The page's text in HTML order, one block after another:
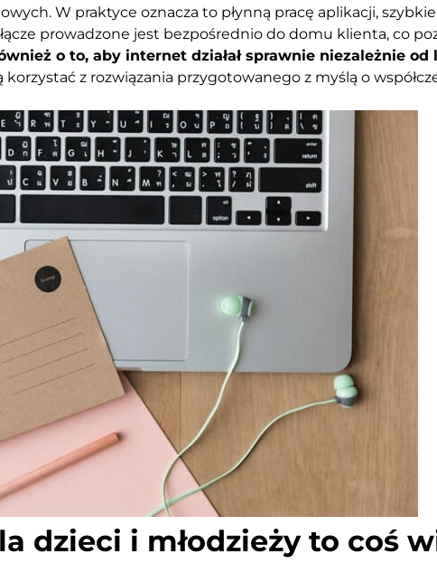
W praktyce oznacza to płynną pracę aplikacji,
prowadzone jest bezpośrednio do domu klienta, co
o to, aby internet działał sprawnie niezależnie
z rozwiązania przygotowanego z myślą o
dzieci i młodzieży to coś